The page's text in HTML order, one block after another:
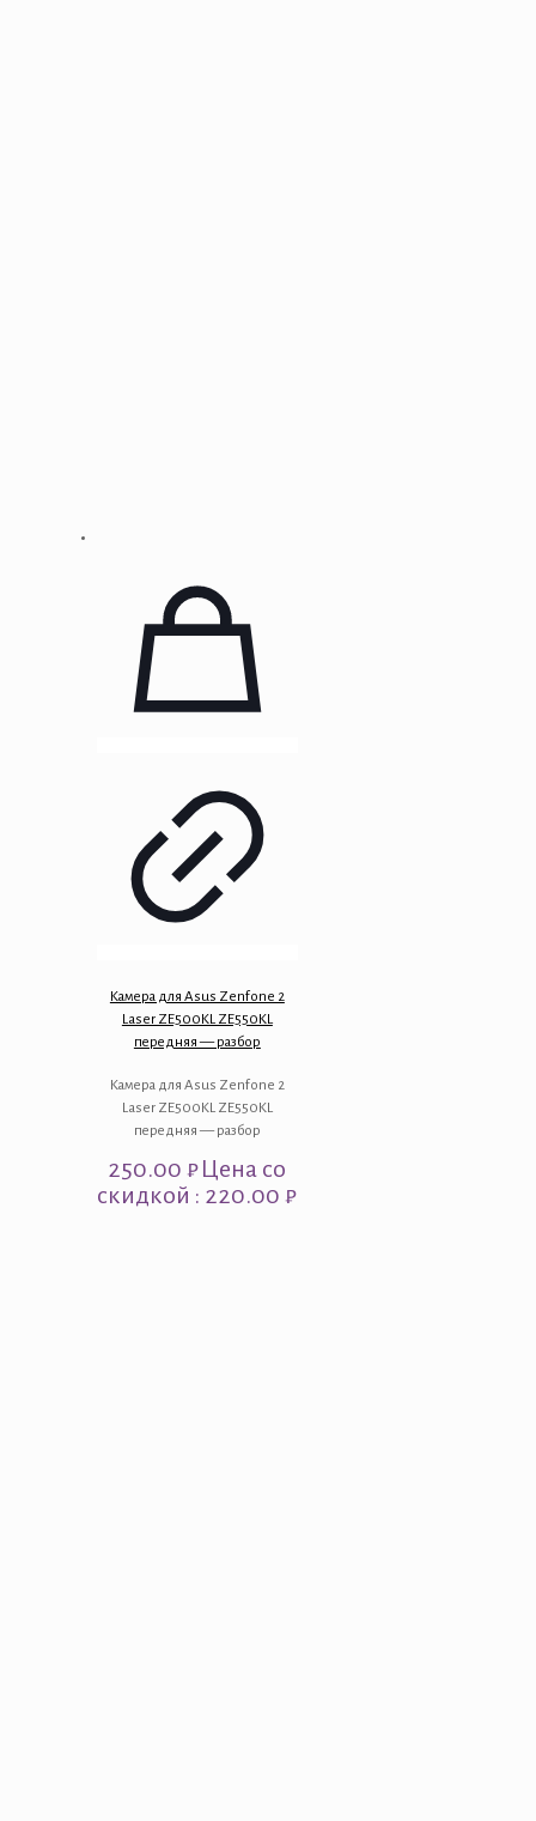
Камера для Asus Zenfone 2
Laser ZE500KL ZE550KL
передняя — разбор
Камера для Asus Zenfone 2
Laser ZE500KL ZE550KL
передняя — разбор
250.00₽Цена со
скидкой : 220.00 ₽